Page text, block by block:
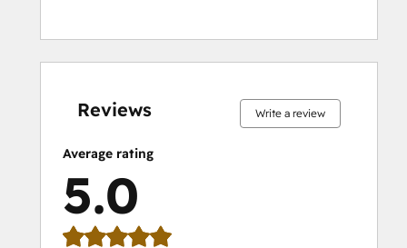
Reviews Write a review
Average rating
5.0